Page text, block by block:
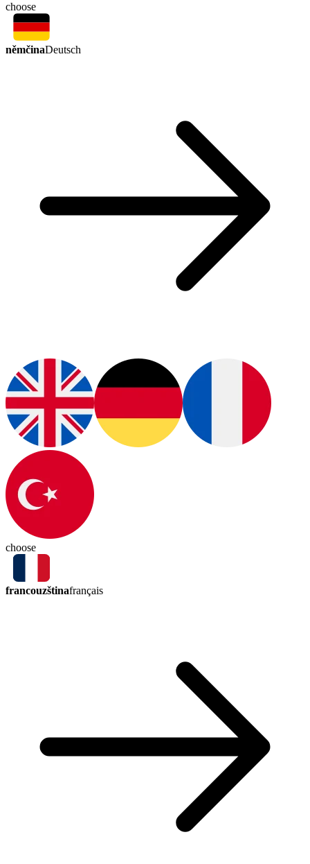
choose
němčinaDeutsch
choose
francouzštinafrançais